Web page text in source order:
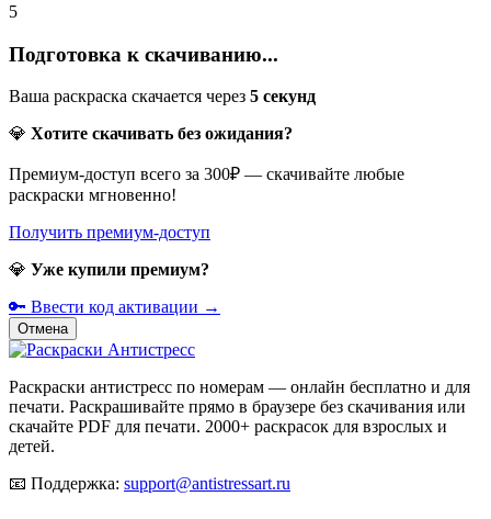
5
Подготовка к скачиванию...
Ваша раскраска скачается через 5 секунд
💎 Хотите скачивать без ожидания?
Премиум-доступ всего за 300₽ — скачивайте любые
раскраски мгновенно!
Получить премиум-доступ
💎 Уже купили премиум?
🔑 Ввести код активации →
Отмена
Раскраски антистресс по номерам — онлайн бесплатно и для
печати. Раскрашивайте прямо в браузере без скачивания или
скачайте PDF для печати. 2000+ раскрасок для взрослых и
детей.
📧 Поддержка: support@antistressart.ru